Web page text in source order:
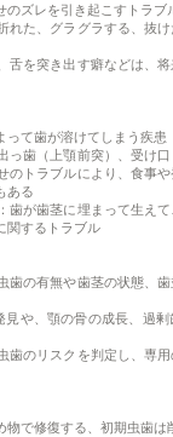
のズレを引き起こすトラブ
れた、グラグラする、抜
舌を突き出す癖などは、
って歯が溶けてしまう疾患
っ歯（上顎前突）、受け
のトラブルにより、食事
ある
歯が歯茎に埋まって生え
関するトラブル
歯の有無や歯茎の状態、
見や、顎の骨の成長、過
歯のリスクを判定し、専
物で修復する、初期虫歯